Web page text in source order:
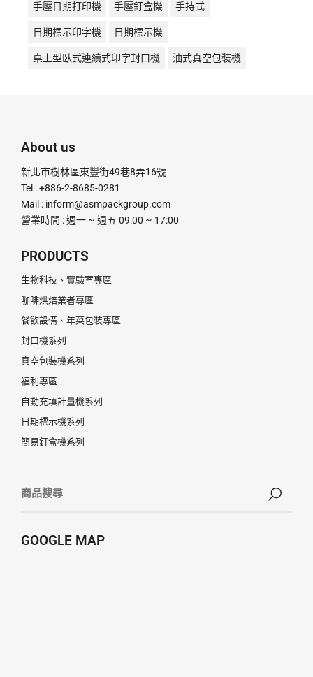
手壓日期打印機 手壓釘盒機 手持式
日期標示印字機 日期標示機
桌上型臥式連續式印字封口機 油式真空包裝機
計量分裝機 超音波釘盒機
連續式封口機 釘盒機
About us
新北市樹林區東豐街49巷8弄16號
Tel : +886-2-8685-0281
Mail : inform@asmpackgroup.com
營業時間 : 週一 ~ 週五 09:00 ~ 17:00
PRODUCTS
生物科技、實驗室專區
咖啡烘焙業者專區
餐飲設備、年菜包裝專區
封口機系列
真空包裝機系列
福利專區
自動充填計量機系列
日期標示機系列
簡易釘盒機系列
GOOGLE MAP